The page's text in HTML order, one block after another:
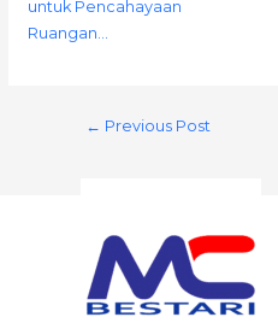
untuk Pencahayaan
Ruangan…
← Previous Post